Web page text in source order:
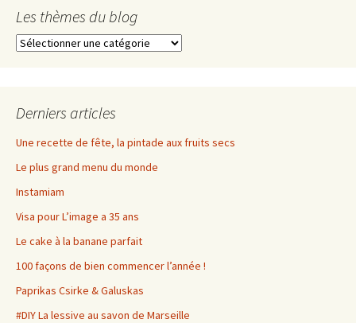
Les thèmes du blog
Les
Derniers articles
Une recette de fête, la pintade aux fruits secs
Le plus grand menu du monde
Instamiam
Visa pour L’image a 35 ans
Le cake à la banane parfait
100 façons de bien commencer l’année !
Paprikas Csirke & Galuskas
#DIY La lessive au savon de Marseille